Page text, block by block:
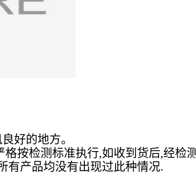
好的地方。
按检测标准执行,如收到货后,经检
有产品均没有出现过此种情况.